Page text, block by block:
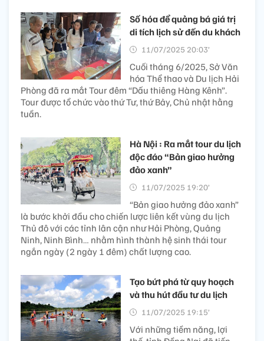
Số hóa để quảng bá giá trị
di tích lịch sử đến du khách
11/07/2025 20:03’
Cuối tháng 6/2025, Sở Văn
hóa Thể thao và Du lịch Hải
Phòng đã ra mắt Tour đêm “Dấu thiêng Hàng Kênh”.
Tour được tổ chức vào thứ Tư, thứ Bảy, Chủ nhật hằng
tuần.
Hà Nội : Ra mắt tour du lịch
độc đáo “Bản giao hưởng
đảo xanh”
11/07/2025 19:20’
“Bản giao hưởng đảo xanh”
là bước khởi đầu cho chiến lược liên kết vùng du lịch
Thủ đô với các tỉnh lân cận như Hải Phòng, Quảng
Ninh, Ninh Bình… nhằm hình thành hệ sinh thái tour
ngắn ngày (2 ngày 1 đêm) chất lượng cao.
Tạo bứt phá từ quy hoạch
và thu hút đầu tư du lịch
11/07/2025 19:15’
Với những tiềm năng, lợi